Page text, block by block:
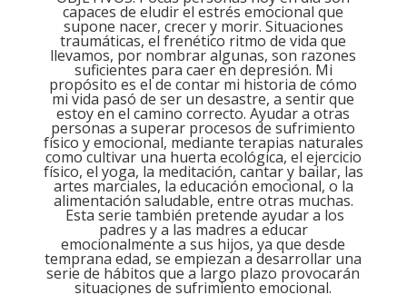
capaces de eludir el estrés emocional que
supone nacer, crecer y morir. Situaciones
traumáticas, el frenético ritmo de vida que
llevamos, por nombrar algunas, son razones
suficientes para caer en depresión. Mi
propósito es el de contar mi historia de cómo
mi vida pasó de ser un desastre, a sentir que
estoy en el camino correcto. Ayudar a otras
personas a superar procesos de sufrimiento
físico y emocional, mediante terapias naturales
como cultivar una huerta ecológica, el ejercicio
físico, el yoga, la meditación, cantar y bailar, las
artes marciales, la educación emocional, o la
alimentación saludable, entre otras muchas.
Esta serie también pretende ayudar a los
padres y a las madres a educar
emocionalmente a sus hijos, ya que desde
temprana edad, se empiezan a desarrollar una
serie de hábitos que a largo plazo provocarán
situaciones de sufrimiento emocional.